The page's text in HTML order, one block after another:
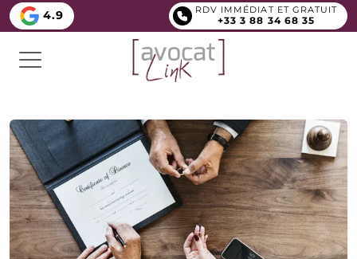
4.9 RDV IMMÉDIAT ET GRATUIT
+33 3 88 34 68 35